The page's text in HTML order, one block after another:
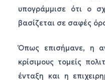
υπογράμμισε ότι ο
βασίζεται σε σαφές
Όπως επισήμανε, η
κρίσιμους τομείς
ένταξη και η